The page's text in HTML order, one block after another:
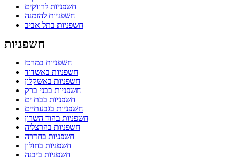
חשפניות לרווקים
חשפניות להזמנה
חשפניות בתל אביב
חשפניות
חשפניות במרכז
חשפניות באשדוד
חשפניות באשקלון
חשפניות בבני ברק
חשפניות בבת ים
חשפניות בגבעתיים
חשפניות בהוד השרון
חשפניות בהרצליה
חשפניות בחדרה
חשפניות בחולון
חשפניות ביבנה